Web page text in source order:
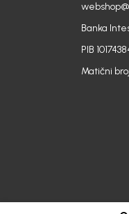
Banka
PIB
Matični